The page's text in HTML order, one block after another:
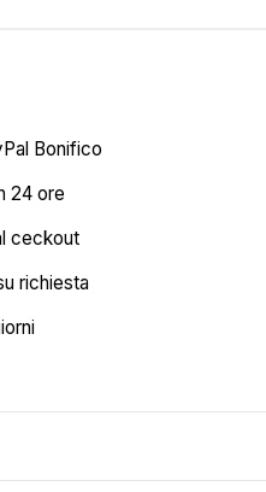
Bonifico
24 ore
ceckout
richiesta